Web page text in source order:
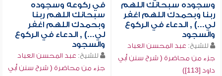
وسجوده سبحانك اللهم
ربنا وبحمدك اللهم اغفر
لي...) , الدعاء في الركوع
والسجود
للشيخ: عبد المحسن العباد
جزء من محاضرة ( شرح سنن أبي
داود [113])
في ركوعه وسجوده
سبحانك اللهم ربنا
وبحمدك اللهم اغفر
لي...) , الدعاء في الركوع
والسجود
للشيخ: عبد المحسن العباد
جزء من محاضرة ( شرح سنن أبي